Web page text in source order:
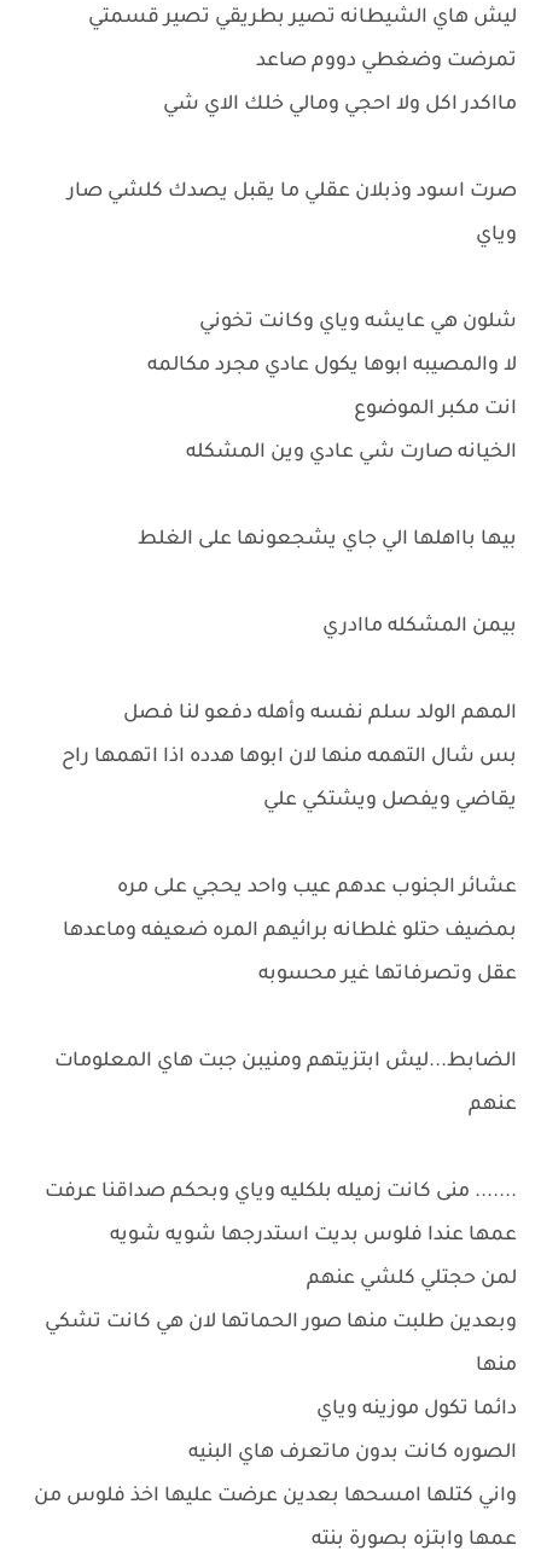
ليش هاي الشيطانه تصير بطريقي تصير قسمتي
تمرضت وضغطي دووم صاعد
مااكدر اكل ولا احجي ومالي خلك الاي شي
صرت اسود وذبلان عقلي ما يقبل يصدك كلشي صار
وياي
شلون هي عايشه وياي وكانت تخوني
لا والمصيبه ابوها يكول عادي مجرد مكالمه
انت مكبر الموضوع
الخيانه صارت شي عادي وين المشكله
بيها بااهلها الي جاي يشجعونها على الغلط
بيمن المشكله ماادري
المهم الولد سلم نفسه وأهله دفعو لنا فصل
بس شال التهمه منها لان ابوها هدده اذا اتهمها راح
يقاضي ويفصل ويشتكي علي
عشائر الجنوب عدهم عيب واحد يحجي على مره
بمضيف حتلو غلطانه برائيهم المره ضعيفه وماعدها
عقل وتصرفاتها غير محسوبه
الضابط...ليش ابتزيتهم ومنيبن جبت هاي المعلومات
عنهم
....... منى كانت زميله بلكليه وياي وبحكم صداقنا عرفت
عمها عندا فلوس بديت استدرجها شويه شويه
لمن حجتلي كلشي عنهم
وبعدين طلبت منها صور الحماتها لان هي كانت تشكي
منها
دائما تكول موزينه وياي
الصوره كانت بدون ماتعرف هاي البنيه
واني كتلها امسحها بعدين عرضت عليها اخذ فلوس من
عمها وابتزه بصورة بنته